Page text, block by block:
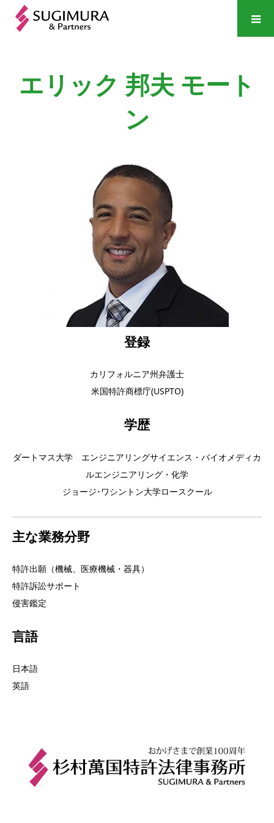
エリック 邦夫 モート
ン
登録
カリフォルニア州弁護士
米国特許商標庁(USPTO)
学歴
ダートマス大学 エンジニアリングサイエンス・バイオメディカ
ルエンジニアリング・化学
ジョージ･ワシントン大学ロースクール
主な業務分野
特許出願（機械、医療機械・器具）
特許訴訟サポート
侵害鑑定
言語
日本語
英語